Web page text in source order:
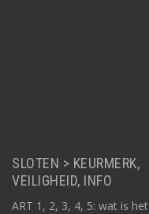
SLOTEN > KEURMERK,
VEILIGHEID, INFO
ART 1, 2, 3, 4, 5: wat is het